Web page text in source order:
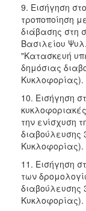
9. Εισήγηση
τροποποίηση
διάβασης στη
Βασιλείου
"Κατασκευή
δημόσιας
Κυκλοφορίας).
10. Εισήγηση
την ενίσχυση
διαβούλευσης
Κυκλοφορίας).
11. Εισήγηση
των
διαβούλευσης
Κυκλοφορίας).